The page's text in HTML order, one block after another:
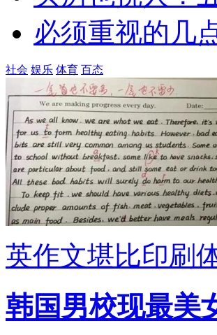
必须重视的几
社会 娱乐 体育 百态
英作文堪比印刷
韩国男校现最美